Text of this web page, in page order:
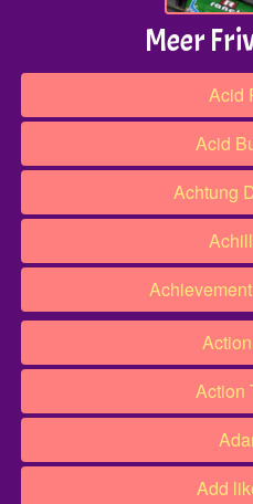
Meer
Acid
Acid
Achtung
Action
Add